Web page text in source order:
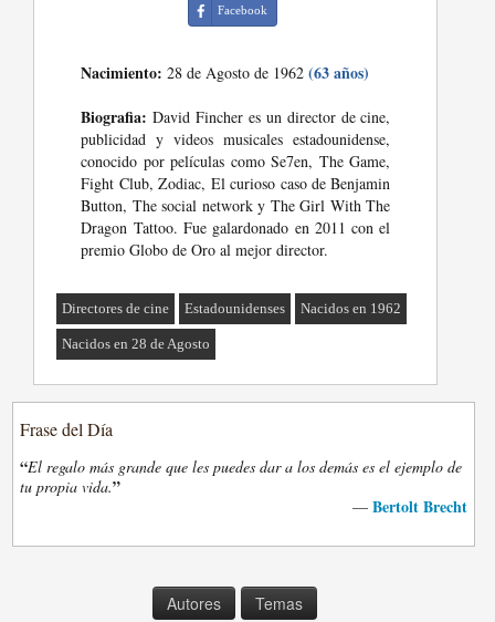
Facebook
Nacimiento: 28 de Agosto de 1962(63 años)
Biografia: David Fincher es un director de cine,
publicidad y videos musicales estadounidense,
conocido por películas como Se7en, The Game,
Fight Club, Zodiac, El curioso caso de Benjamin
Button, The social network y The Girl With The
Dragon Tattoo. Fue galardonado en 2011 con el
premio Globo de Oro al mejor director.
Directores de cine Estadounidenses Nacidos en 1962
Nacidos en 28 de Agosto
Frase del Día
“El regalo más grande que les puedes dar a los demás es el ejemplo de
tu propia vida.”
— Bertolt Brecht
Autores Temas